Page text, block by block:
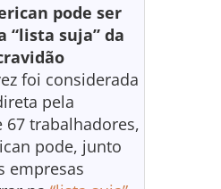
pode ser
“lista suja” da
foi considerada
pela
67 trabalhadores,
pode, junto
empresas